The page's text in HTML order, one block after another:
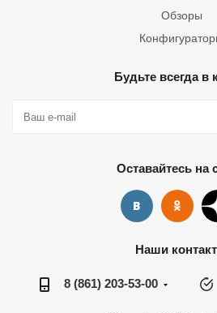
Обзоры
Будьте всегда в
Оставайтесь на
Наши
8 (861) 203-53-00